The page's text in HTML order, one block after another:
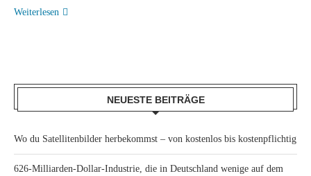
Weiterlesen
NEUESTE BEITRÄGE
Wo du Satellitenbilder herbekommst – von kostenlos bis kostenpflichtig
626-Milliarden-Dollar-Industrie, die in Deutschland wenige auf dem